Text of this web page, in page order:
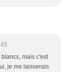
mais c'est
je me laisserais